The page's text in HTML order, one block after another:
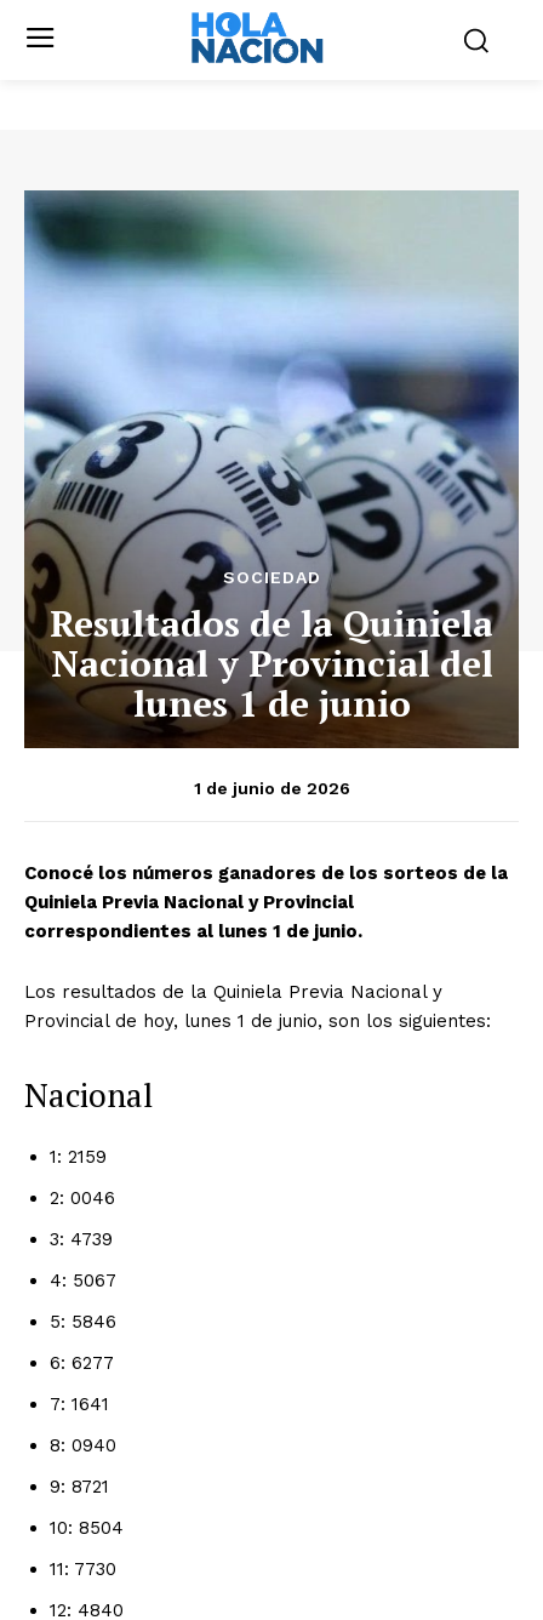
SOCIEDAD
Resultados de la Quiniela
Nacional y Provincial del
lunes 1 de junio
1 de junio de 2026
Conocé los números ganadores de los sorteos de la
Quiniela Previa Nacional y Provincial
correspondientes al lunes 1 de junio.
Los resultados de la Quiniela Previa Nacional y
Provincial de hoy, lunes 1 de junio, son los siguientes:
Nacional
1: 2159
2: 0046
3: 4739
4: 5067
5: 5846
6: 6277
7: 1641
8: 0940
9: 8721
10: 8504
11: 7730
12: 4840